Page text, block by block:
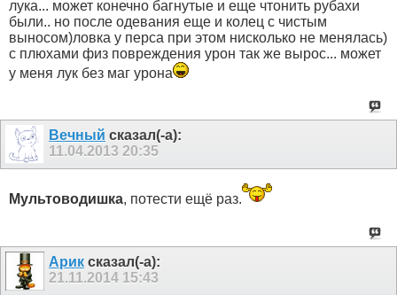
лука... может конечно багнутые и еще чтонить рубахи
были.. но после одевания еще и колец с чистым
выносом)ловка у перса при этом нисколько не менялась)
с плюхами физ повреждения урон так же вырос... может
у меня лук без маг урона
Вечный сказал(-а):
11.04.2013 20:35
Мультоводишка, потести ещё раз.
Арик сказал(-а):
21.11.2014 15:43